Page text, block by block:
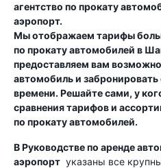
агентство по прокату
аэропорт.
Мы отображаем тарифы
по прокату автомобилей в
предоставляем вам
автомобиль и
времени. Решайте сами, у
сравнения тарифов и
по прокату автомобилей.
В Руководстве по аренде
аэропорт указаны все